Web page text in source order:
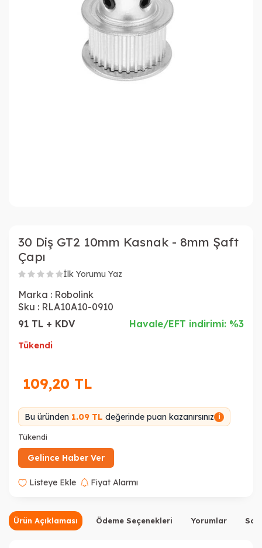
30 Diş GT2 10mm Kasnak - 8mm Şaft
Çapı
İlk Yorumu Yaz
Marka : Robolink
Sku : RLA10A10-0910
91 TL + KDV
Havale/EFT indirimi: %3
Tükendi
109,20 TL
Bu üründen 1.09 TL değerinde puan kazanırsınız i
Tükendi
Gelince Haber Ver
Listeye Ekle Fiyat Alarmı
Ürün Açıklaması Ödeme Seçenekleri Yorumlar